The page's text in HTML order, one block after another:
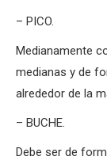
– PICO.
Medianamente
medianas y de
alrededor de la
– BUCHE.
Debe ser de